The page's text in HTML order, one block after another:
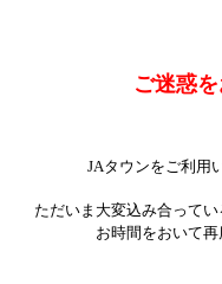
ご迷惑
JAタウンをご利用
ただいま大変込み合って
お時間をおいて